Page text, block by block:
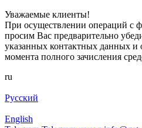
Уважаемые клиенты!
При осуществлении операций с
просим Вас предварительно
указанных контактных данных и
момента полного зачисления
ru
Русский
English